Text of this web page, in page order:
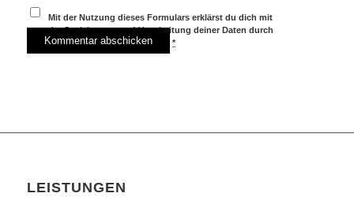
Mit der Nutzung dieses Formulars erklärst du dich mit
der Speicherung und Verarbeitung deiner Daten durch
diese Website einverstanden.*
LEISTUNGEN